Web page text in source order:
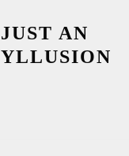
JUST AN
YLLUSION